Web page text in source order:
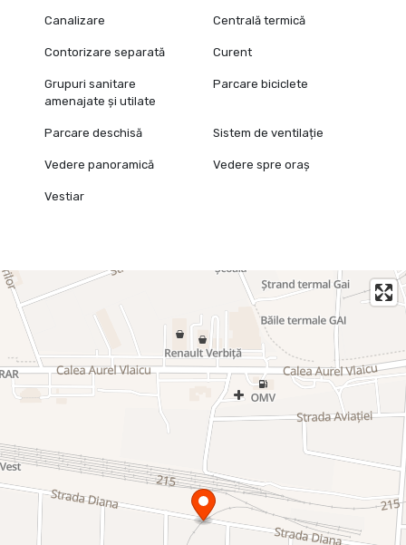
Canalizare Centrală termică
Contorizare separată Curent
Grupuri sanitare
amenajate și utilate
Parcare biciclete
Parcare deschisă Sistem de ventilație
Vedere panoramică Vedere spre oraș
Vestiar